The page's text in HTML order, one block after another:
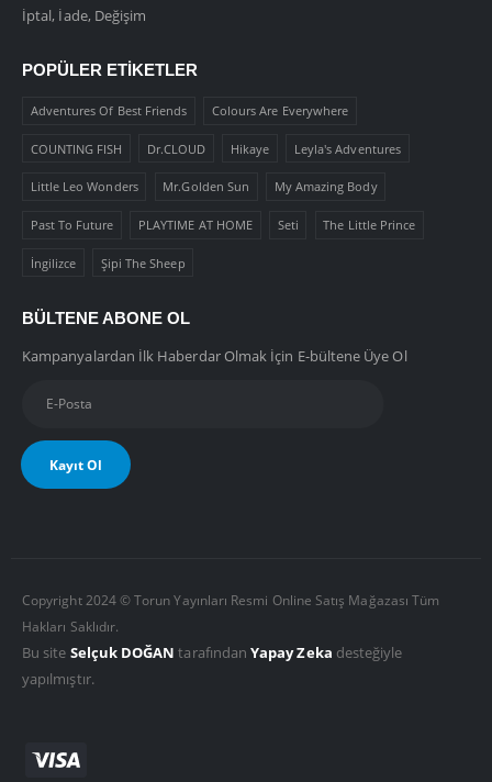
İptal, İade, Değişim
POPÜLER ETIKETLER
Adventures Of Best Friends Colours Are Everywhere
COUNTING FISH Dr.CLOUD Hikaye Leyla's Adventures
Little Leo Wonders Mr.Golden Sun My Amazing Body
Past To Future PLAYTIME AT HOME Seti The Little Prince
İngilizce Şipi The Sheep
BÜLTENE ABONE OL
Kampanyalardan İlk Haberdar Olmak İçin E-bültene Üye Ol
Copyright 2024 © Torun Yayınları Resmi Online Satış Mağazası Tüm
Hakları Saklıdır.
Bu site Selçuk DOĞAN tarafındanYapay Zeka desteğiyle
yapılmıştır.